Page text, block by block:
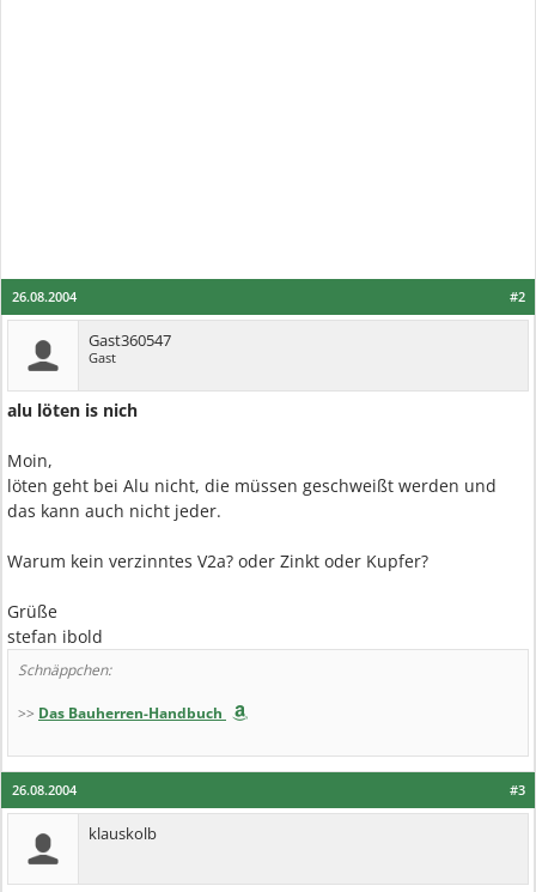
#2
26.08.2004
Gast360547
Gast
alu löten is nich
Moin,
löten geht bei Alu nicht, die müssen geschweißt werden und
das kann auch nicht jeder.
Warum kein verzinntes V2a? oder Zinkt oder Kupfer?
Grüße
stefan ibold
Schnäppchen:
>> Das Bauherren-Handbuch
#3
26.08.2004
klauskolb